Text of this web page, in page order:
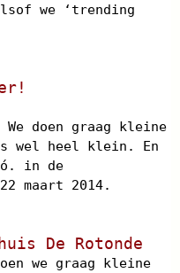
we ‘trending
doen graag kleine
wel heel klein. En
in de
maart 2014.
De Rotonde
we graag kleine